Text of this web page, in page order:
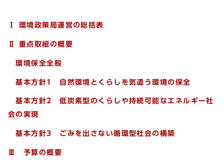
Ⅰ 環境政策局運営の総括表
Ⅱ 重点取組の概要
環境保全全般
基本方針1 自然環境とくらしを気遣う環境の保全
基本方針2 低炭素型のくらしや持続可能なエネルギー社
会の実現
基本方針3 ごみを出さない循環型社会の構築
Ⅲ 予算の概要